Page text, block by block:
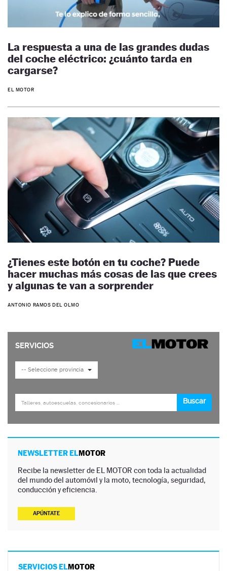
La respuesta a una de las grandes dudas
del coche eléctrico: ¿cuánto tarda en
cargarse?
EL MOTOR
¿Tienes este botón en tu coche? Puede
hacer muchas más cosas de las que crees
y algunas te van a sorprender
ANTONIO RAMOS DEL OLMO
NEWSLETTER ELMOTOR
Recibe la newsletter de EL MOTOR con toda la actualidad
del mundo del automóvil y la moto, tecnología, seguridad,
conducción y eficiencia.
APÚNTATE
SERVICIOS ELMOTOR